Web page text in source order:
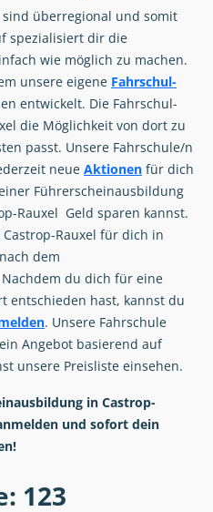
sind überregional und somit
spezialisiert dir die
wie möglich zu machen.
unsere eigene Fahrschul-
entwickelt. Die Fahrschul-
die Möglichkeit von dort zu
passt. Unsere Fahrschule/n
neue Aktionen für dich
Führerscheinausbildung
Rauxel Geld sparen kannst.
Rauxel für dich in
nach dem
du dich für eine
entschieden hast, kannst du
. Unsere Fahrschule
Angebot basierend auf
unsere Preisliste einsehen.
in Castrop-
und sofort dein
123